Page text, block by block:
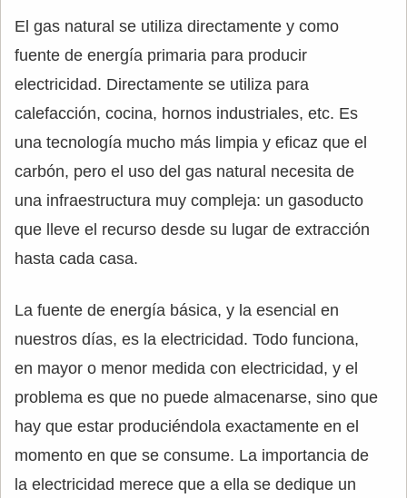
El gas natural se utiliza directamente y como
fuente de energía primaria para producir
electricidad. Directamente se utiliza para
calefacción, cocina, hornos industriales, etc. Es
una tecnología mucho más limpia y eficaz que el
carbón, pero el uso del gas natural necesita de
una infraestructura muy compleja: un gasoducto
que lleve el recurso desde su lugar de extracción
hasta cada casa.
La fuente de energía básica, y la esencial en
nuestros días, es la electricidad. Todo funciona,
en mayor o menor medida con electricidad, y el
problema es que no puede almacenarse, sino que
hay que estar produciéndola exactamente en el
momento en que se consume. La importancia de
la electricidad merece que a ella se dedique un